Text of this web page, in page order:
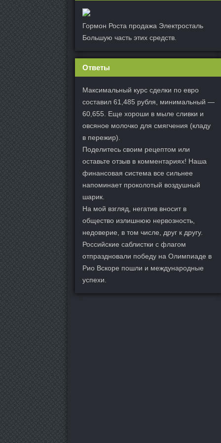
Гормон Роста продажа Электросталь
Большую часть этих средств.
Ответы
Максимальный курс сделки по евро
составил 61,485 рубля, минимальный —
60,655. Еще хороши в мыле сливки и
овсяное молочко для смягчения (кладу
в пережир).
Поделитесь своим рецептом или
оставьте отзыв в комментариях! Наша
финансовая система все сильнее
напоминает проколотый воздушный
шарик.
На мой взгляд, негатив вносит в
общество излишнюю нервозность,
недоверие, в том числе, друг к другу.
Российские саблистки с флагом
отпраздновали победу на Олимпиаде в
Рио Вскоре пошли и международные
успехи.